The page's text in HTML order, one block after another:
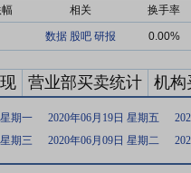
相关 换手率
数据 股吧 研报 0.00%
营业部买卖统计 机构
期一 2020年06月19日 星期五
期三 2020年06月09日 星期二